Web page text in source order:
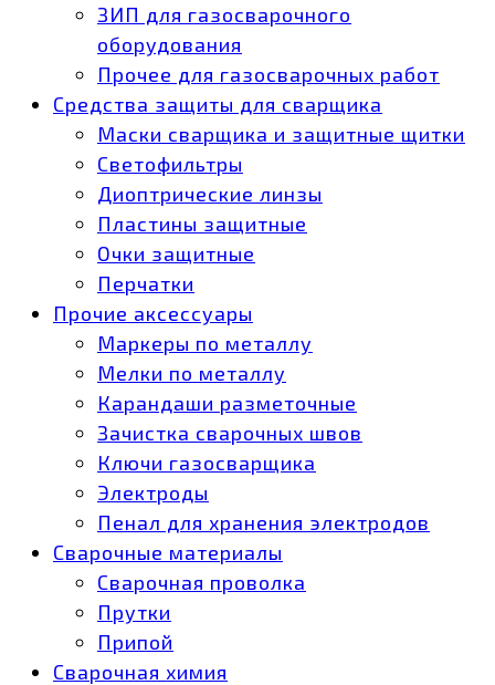
ЗИП для газосварочного
оборудования
Прочее для газосварочных работ
Средства защиты для сварщика
Маски сварщика и защитные щитки
Светофильтры
Диоптрические линзы
Пластины защитные
Очки защитные
Перчатки
Прочие аксессуары
Маркеры по металлу
Мелки по металлу
Карандаши разметочные
Зачистка сварочных швов
Ключи газосварщика
Электроды
Пенал для хранения электродов
Сварочные материалы
Сварочная проволка
Прутки
Припой
Сварочная химия